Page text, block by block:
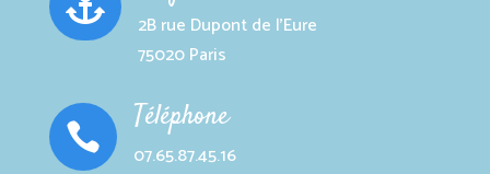
2B rue Dupont de l’Eure
75020 Paris

Téléphone
07.65.87.45.16